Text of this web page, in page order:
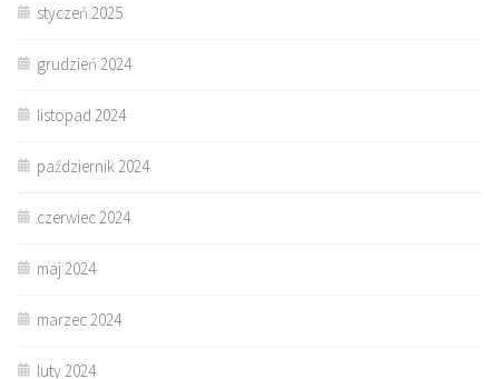
styczeń 2025
grudzień 2024
listopad 2024
październik 2024
czerwiec 2024
maj 2024
marzec 2024
luty 2024